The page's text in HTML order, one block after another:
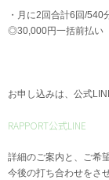
・月に2回合計6回/540
◎30,000円一括前払い
お申し込みは、公式
RAPPORT公式LINE
詳細のご案内と、ご希
今後の打ち合わせをさ